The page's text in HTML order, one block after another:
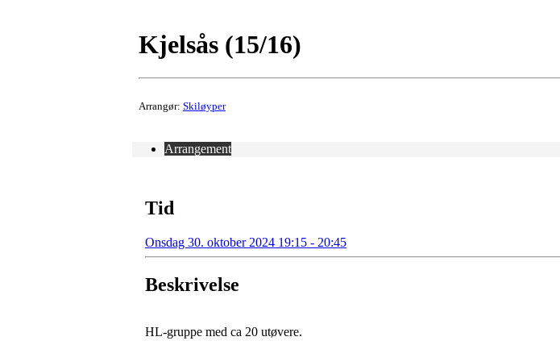
Kjelsås (15/16)
Arrangør: Skiløyper
Arrangement
Tid
Onsdag 30. oktober 2024 19:15 - 20:45
Beskrivelse
HL-gruppe med ca 20 utøvere.